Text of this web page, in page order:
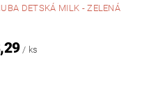
DETSKÁ MILK - ZELENÁ
/ ks